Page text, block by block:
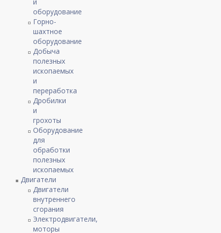
оборудование
Горно-
шахтное
оборудование
Добыча
полезных
ископаемых
и
переработка
Дробилки
и
грохоты
Оборудование
для
обработки
полезных
ископаемых
Двигатели
Двигатели
внутреннего
сгорания
Электродвигатели,
моторы